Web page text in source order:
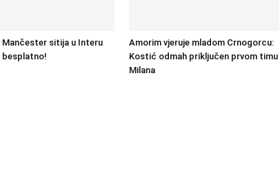
Mančester sitija u Interu
Amorim vjeruje mladom Crnogorcu:
Kostić odmah priključen prvom timu
Milana